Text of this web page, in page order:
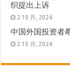
织提出上诉
2 10 月, 2024
中国外国投资者
2 10 月, 2024